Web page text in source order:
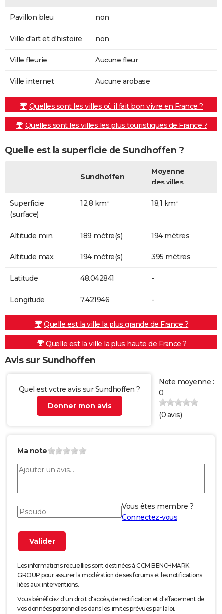
Pavillon bleu non
Ville d'art et d'histoire non
Ville fleurie Aucune fleur
Ville internet Aucune arobase
Quelles sont les villes où il fait bon vivre en France ?
Quelles sont les villes les plus touristiques de France ?
Quelle est la superficie de Sundhoffen ?
Sundhoffen
Moyenne
des villes
Superficie
(surface)
12,8 km² 18,1 km²
Altitude min. 189 mètre(s) 194 mètres
Altitude max. 194 mètre(s) 395 mètres
Latitude 48.042841 -
Longitude 7.421946 -
Quelle est la ville la plus grande de France ?
Quelle est la ville la plus haute de France ?
Avis sur Sundhoffen
Quel est votre avis sur Sundhoffen ?
Donner mon avis
Note moyenne :
0
(0 avis)
Ma note
Vous êtes membre ?
Connectez-vous
Les informations recueillies sont destinées à CCM BENCHMARK
GROUP pour assurer la modération de ses forums et les notifications
liées aux interventions.
Vous bénéficiez d'un droit d'accès, de rectification et d'effacement de
vos données personnelles dans les limites prévues par la loi.